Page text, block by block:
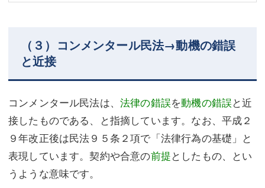
（３）コンメンタール民法→動機の錯誤
と近接
コンメンタール民法は、法律の錯誤を動機の錯誤と近
接したものである、と指摘しています。なお、平成２
９年改正後は民法９５条２項で「法律行為の基礎」と
表現しています。契約や合意の前提としたもの、とい
うような意味です。